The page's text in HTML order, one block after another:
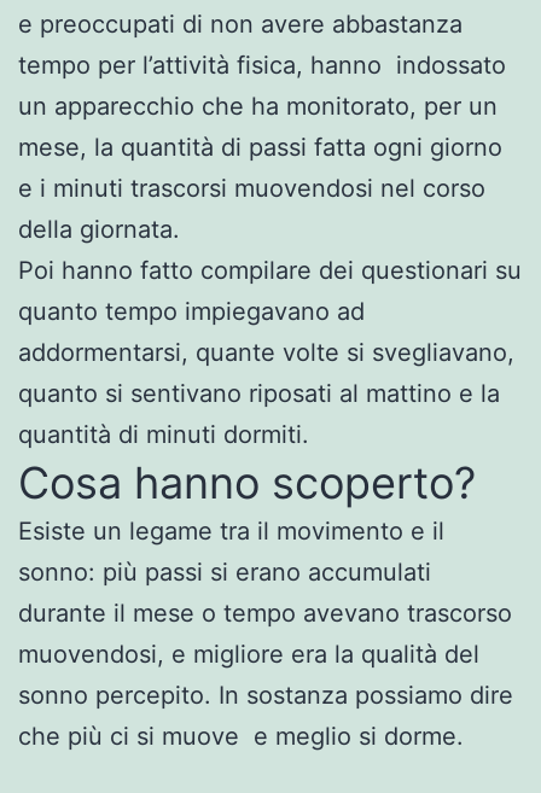
e preoccupati di non avere abbastanza
tempo per l’attività fisica, hanno indossato
un apparecchio che ha monitorato, per un
mese, la quantità di passi fatta ogni giorno
e i minuti trascorsi muovendosi nel corso
della giornata.
Poi hanno fatto compilare dei questionari su
quanto tempo impiegavano ad
addormentarsi, quante volte si svegliavano,
quanto si sentivano riposati al mattino e la
quantità di minuti dormiti.
Cosa hanno scoperto?
Esiste un legame tra il movimento e il
sonno: più passi si erano accumulati
durante il mese o tempo avevano trascorso
muovendosi, e migliore era la qualità del
sonno percepito. In sostanza possiamo dire
che più ci si muove e meglio si dorme.